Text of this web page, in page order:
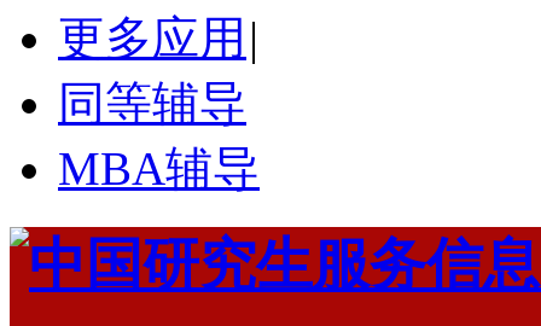
更多应用 |
同等辅导
MBA辅导